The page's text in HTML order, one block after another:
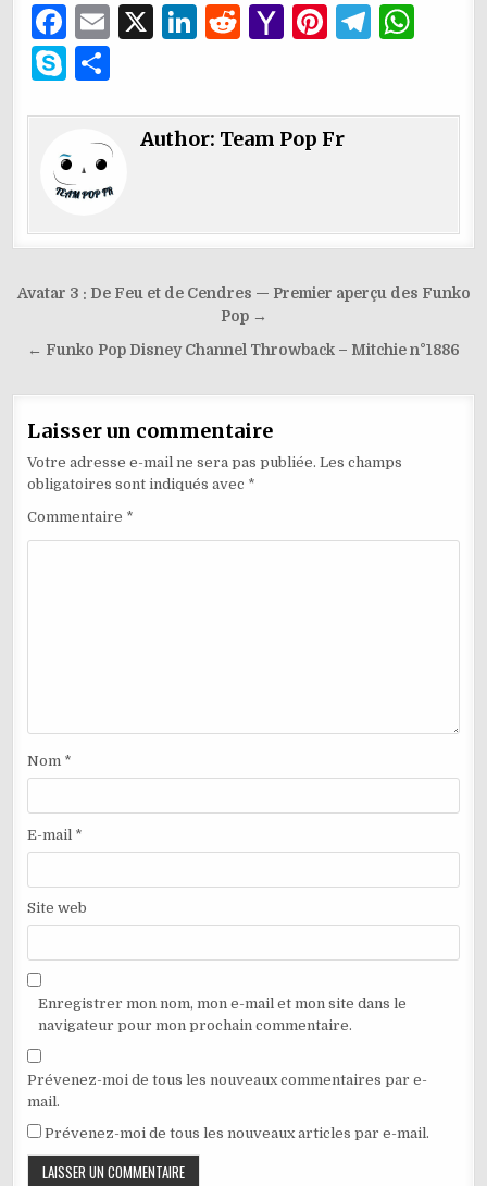
F
a
c
e
b
o
o
E
l
X
Li
e
R
di
Y
o
ai
Pi
re
T
g s
p
S
p
e
ta
g
er
Author: Team Pop Fr
Navigation
l’article
Avatar 3 : De Feu et de Cendres — Premier aperçu des Funko
Pop →
← Funko Pop Disney Channel Throwback – Mitchie n°1886
Laisser un commentaire
Votre adresse e-mail ne sera pas publiée. Les champs
obligatoires sont indiqués avec *
Commentaire *
Nom *
E-mail *
Site web
Enregistrer mon nom, mon e-mail et mon site dans le
navigateur pour mon prochain commentaire.
Prévenez-moi de tous les nouveaux commentaires par e-
mail.
Prévenez-moi de tous les nouveaux articles par e-mail.